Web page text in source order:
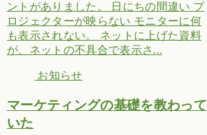
ントがありました。 日にちの間違い プ
ロジェクターが映らない モニターに何
も表示されない。 ネットに上げた資料
が、ネットの不具合で表示さ...
お知らせ
マーケティングの基礎を教わって
いた